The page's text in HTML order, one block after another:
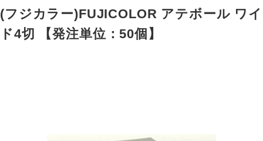
(フジカラー)FUJICOLOR アテボール ワイ
ド4切 【発注単位：50個】